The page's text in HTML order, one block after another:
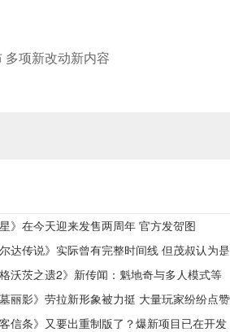
星》在今天迎来发售两周年 官方发贺图
尔达传说》实际曾有完整时间线 但茂叔认为
格沃茨之遗2》新传闻：魁地奇与多人模式等
墓丽影》劳拉新形象被力挺 大量玩家纷纷点赞
客信条》又要出重制版了？爆新项目已在开发